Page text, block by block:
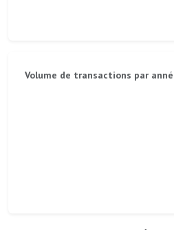
Volume de transactions par